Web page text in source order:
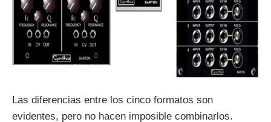
Las diferencias entre los cinco formatos son
evidentes, pero no hacen imposible combinarlos.